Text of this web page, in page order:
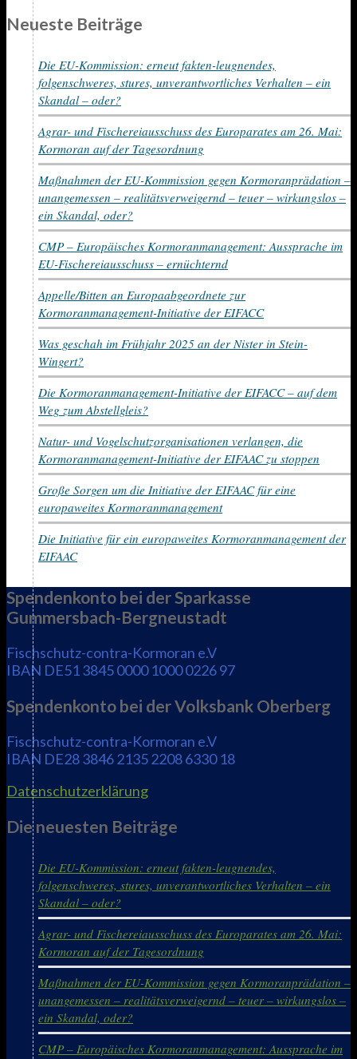
Neueste Beiträge
Die EU-Kommission: erneut fakten-leugnendes,
folgenschweres, stures, unverantwortliches Verhalten – ein
Skandal – oder?
Agrar- und Fischereiausschuss des Europarates am 26. Mai:
Kormoran auf der Tagesordnung
Maßnahmen der EU-Kommission gegen Kormoranprädation –
unangemessen – realitätsverweigernd – teuer – wirkungslos –
ein Skandal, oder?
CMP – Europäisches Kormoranmanagement: Aussprache im
EU-Fischereiausschuss – ernüchternd
Appelle/Bitten an Europaabgeordnete zur
Kormoranmanagement-Initiative der EIFACC
Was geschah im Frühjahr 2025 an der Nister in Stein-
Wingert?
Die Kormoranmanagement-Initiative der EIFACC – auf dem
Weg zum Abstellgleis?
Natur- und Vogelschutzorganisationen verlangen, die
Kormoranmanagement-Initiative der EIFAAC zu stoppen
Große Sorgen um die Initiative der EIFAAC für eine
europaweites Kormoranmanagement
Die Initiative für ein europaweites Kormoranmanagement der
EIFAAC
Spendenkonto bei der Sparkasse
Gummersbach-Bergneustadt
Fischschutz-contra-Kormoran e.V
IBAN DE51 3845 0000 1000 0226 97
Spendenkonto bei der Volksbank Oberberg
Fischschutz-contra-Kormoran e.V
IBAN DE28 3846 2135 2208 6330 18
Datenschutzerklärung
Die neuesten Beiträge
Die EU-Kommission: erneut fakten-leugnendes,
folgenschweres, stures, unverantwortliches Verhalten – ein
Skandal – oder?
Agrar- und Fischereiausschuss des Europarates am 26. Mai:
Kormoran auf der Tagesordnung
Maßnahmen der EU-Kommission gegen Kormoranprädation –
unangemessen – realitätsverweigernd – teuer – wirkungslos –
ein Skandal, oder?
CMP – Europäisches Kormoranmanagement: Aussprache im